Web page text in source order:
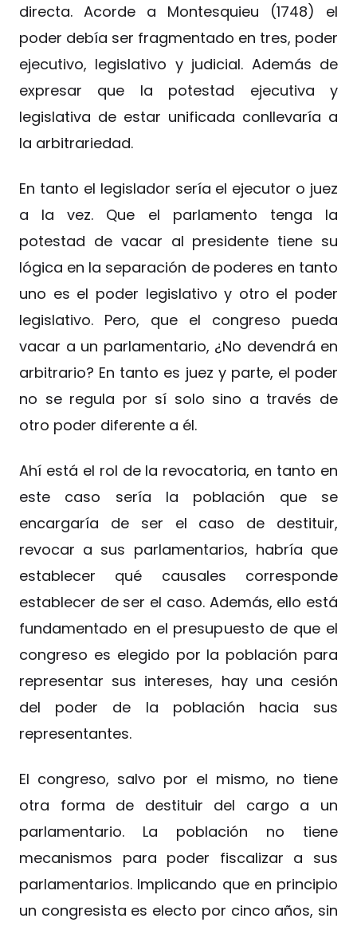
directa. Acorde a Montesquieu (1748) el
poder debía ser fragmentado en tres, poder
ejecutivo, legislativo y judicial. Además de
expresar que la potestad ejecutiva y
legislativa de estar unificada conllevaría a
la arbitrariedad.
En tanto el legislador sería el ejecutor o juez
a la vez. Que el parlamento tenga la
potestad de vacar al presidente tiene su
lógica en la separación de poderes en tanto
uno es el poder legislativo y otro el poder
legislativo. Pero, que el congreso pueda
vacar a un parlamentario, ¿No devendrá en
arbitrario? En tanto es juez y parte, el poder
no se regula por sí solo sino a través de
otro poder diferente a él.
Ahí está el rol de la revocatoria, en tanto en
este caso sería la población que se
encargaría de ser el caso de destituir,
revocar a sus parlamentarios, habría que
establecer qué causales corresponde
establecer de ser el caso. Además, ello está
fundamentado en el presupuesto de que el
congreso es elegido por la población para
representar sus intereses, hay una cesión
del poder de la población hacia sus
representantes.
El congreso, salvo por el mismo, no tiene
otra forma de destituir del cargo a un
parlamentario. La población no tiene
mecanismos para poder fiscalizar a sus
parlamentarios. Implicando que en principio
un congresista es electo por cinco años, sin